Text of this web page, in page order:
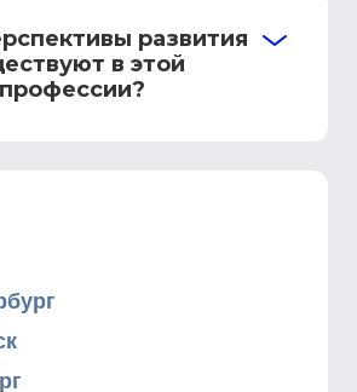
развития
в этой
профессии?